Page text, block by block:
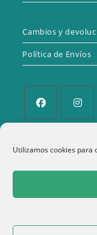
Utilizamos cookies para
Cambios y
Política de Envíos
Se
en
una
pestaña
Se
en
una
pestaña
Política de
Aviso Legal
Términos y